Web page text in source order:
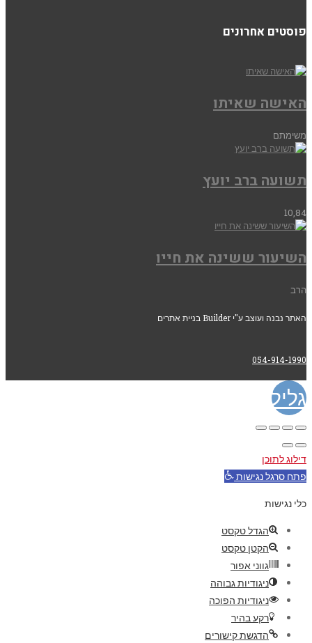
פוסטים אחרונים
האישה שאיתו
משימתם
תשועה ברב יועץ
10,84
השיעור ששינה את חייו
הרב
האתר נבנה ועוצב ע"י Builder בניית אתרים
054-914-1990
גלילה
לראש
העמוד
דילוג לתוכן
פתח סרגל נגישות
כלי נגישות
הגדל טקסט
הקטן טקסט
גווני אפור
ניגודיות גבוהה
ניגודיות הפוכה
רקע בהיר
הדגשת קישורים